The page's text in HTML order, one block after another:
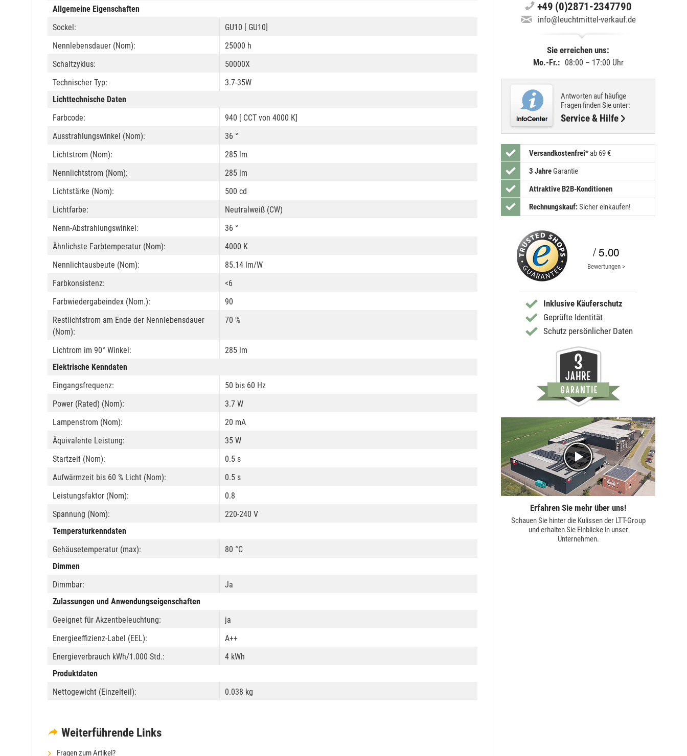
Allgemeine Eigenschaften
Sockel:
GU10 [ GU10]
Nennlebensdauer (Nom):
25000 h
Schaltzyklus:
50000X
Technischer Typ:
3.7-35W
Lichttechnische Daten
Farbcode:
940 [ CCT von 4000 K]
Ausstrahlungswinkel (Nom):
36 °
Lichtstrom (Nom):
285 lm
Nennlichtstrom (Nom):
285 lm
Lichtstärke (Nom):
500 cd
Lichtfarbe:
Neutralweiß (CW)
Nenn-Abstrahlungswinkel:
36 °
Ähnlichste Farbtemperatur (Nom):
4000 K
Nennlichtausbeute (Nom):
85.14 lm/W
Farbkonsistenz:
<6
Farbwiedergabeindex (Nom.):
90
Restlichtstrom am Ende der Nennlebensdauer
(Nom):
70 %
Lichtrom im 90° Winkel:
285 lm
Elektrische Kenndaten
Eingangsfrequenz:
50 bis 60 Hz
Power (Rated) (Nom):
3.7 W
Lampenstrom (Nom):
20 mA
Äquivalente Leistung:
35 W
Startzeit (Nom):
0.5 s
Aufwärmzeit bis 60 % Licht (Nom):
0.5 s
Leistungsfaktor (Nom):
0.8
Spannung (Nom):
220-240 V
Temperaturkenndaten
Gehäusetemperatur (max):
80 °C
Dimmen
Dimmbar:
Ja
Zulassungen und Anwendungseigenschaften
Geeignet für Akzentbeleuchtung:
ja
Energieeffizienz-Label (EEL):
A++
Energieverbrauch kWh/1.000 Std.:
4 kWh
Produktdaten
Nettogewicht (Einzelteil):
0.038 kg
Weiterführende Links
Fragen zum Artikel?
+49 (0)2871-2347790
info@leuchtmittel-verkauf.de
Sie erreichen uns:
Mo.-Fr.: 08:00 – 17:00 Uhr
Antworten auf häufige
Fragen finden Sie unter:
Service & Hilfe
Versandkostenfrei* ab 69 €
3 Jahre Garantie
Attraktive B2B-Konditionen
Rechnungskauf:Sicher einkaufen!
/ 5.00
Bewertungen >
Inklusive Käuferschutz
Geprüfte Identität
Schutz persönlicher Daten
Erfahren Sie mehr über uns!
Schauen Sie hinter die Kulissen der LTT-Group
und erhalten Sie Einblicke in unser
Unternehmen.